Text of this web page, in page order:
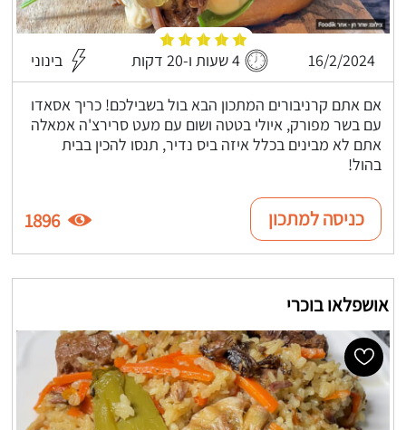
16/2/2024 4 שעות ו-20 דקות בינוני
אם אתם קרניבורים המתכון הבא בול בשבילכם! כריך אסאדו
עם בשר מפורק, איולי בטטה ושום עם מעט סרירצ'ה אמאלה
אתם לא מבינים בכלל איזה ביס נדיר, תנסו להכין בבית
בהול!
כניסה למתכון 1896
אושפלאו בוכרי